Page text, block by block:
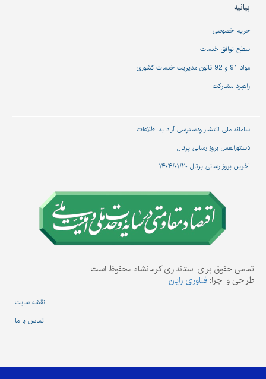
بیانیه
حریم خصوصی
سطح توافق خدمات
مواد 91 و 92 قانون مدیریت خدمات کشوری
راهبرد مشارکت
سامانه ملی انتشار و‌دسترسی آزاد به اطلاعات
دستورالعمل بروز رسانی پرتال
آخرین بروز رسانی پرتال ۱۴۰۴/۰۱/۲۰
تمامی حقوق برای استانداری کرمانشاه محفوظ است.
طراحی و اجرا: فناوری رایان
نقشه سایت
تماس با ما